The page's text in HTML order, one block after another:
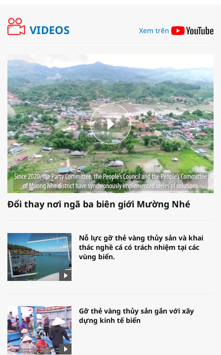
VIDEOS Xem trên
Đổi thay nơi ngã ba biên giới Mường Nhé
Nỗ lực gỡ thẻ vàng thủy sản và khai
thác nghề cá có trách nhiệm tại các
vùng biển.
Gỡ thẻ vàng thủy sản gắn với xây
dựng kinh tế biển